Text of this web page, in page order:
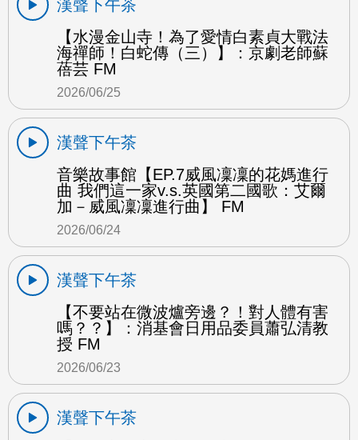
漢聲下午茶
【水漫金山寺！為了愛情白素貞大戰法
海禪師！白蛇傳（三）】：京劇老師蘇
蓓芸 FM
2026/06/25
漢聲下午茶
音樂故事館【EP.7威風凜凜的花媽進行
曲 我們這一家v.s.英國第二國歌：艾爾
加－威風凜凜進行曲】 FM
2026/06/24
漢聲下午茶
【不要站在微波爐旁邊？！對人體有害
嗎？？】：消基會日用品委員蕭弘清教
授 FM
2026/06/23
漢聲下午茶